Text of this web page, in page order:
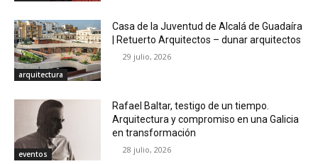
arquitectura
Casa de la Juventud de Alcalá de Guadaíra
| Retuerto Arquitectos – dunar arquitectos
29 julio, 2026
eventos
Rafael Baltar, testigo de un tiempo.
Arquitectura y compromiso en una Galicia
en transformación
28 julio, 2026